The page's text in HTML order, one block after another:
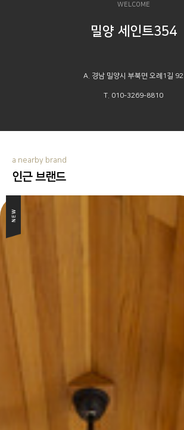
WELCOME
밀양 세인트354
A. 경남 밀양시 부북면 오례1길 92
T. 010-3269-8810
a nearby brand
인근 브랜드